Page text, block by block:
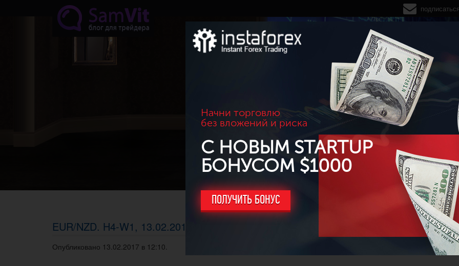
Перейти к основному содержанию
Начни торговлю
без вложений и риска
С НОВЫМ STARTUP
БОНУСОМ $1000
ПОЛУЧИТЬ БОНУС
EUR/NZD. H4-W1, 13.02.2017г. - Паттерн "Клин"
Опубликовано 13.02.2017 в 12:10.